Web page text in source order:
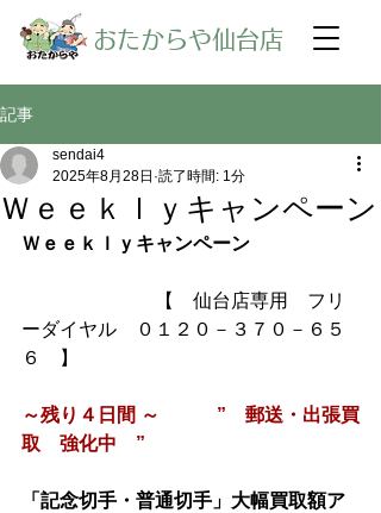
​おたからや仙台店
記事
Ｗｅｅｋｌｙキャンペーン
sendai4
2025年8月28日 読了時間: 1分
Ｗｅｅｋｌｙキャンペーン
【　仙台店専用　フリ
ーダイヤル　０１２０－３７０－６５
６　】
～残り４日間 ～　　　”　郵送・出張買
取　強化中　”
「記念切手・普通切手」大幅買取額ア